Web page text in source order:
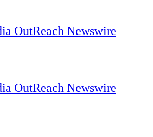
OutReach Newswire
OutReach Newswire